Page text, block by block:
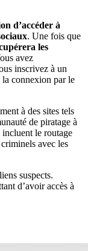
d’accéder à
. Une fois que
les
avez
inscrivez à un
la connexion par le
à des sites tels
de piratage à
incluent le routage
avec les
suspects.
d’avoir accès à